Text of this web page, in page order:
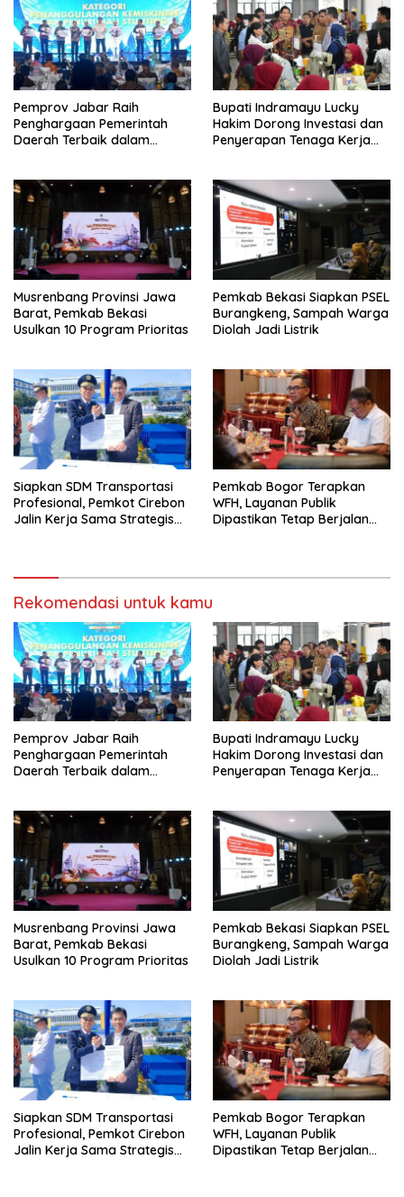
Pemprov Jabar Raih
Penghargaan Pemerintah
Daerah Terbaik dalam
Bupati Indramayu Lucky
Hakim Dorong Investasi dan
Penyerapan Tenaga Kerja
Musrenbang Provinsi Jawa
Barat, Pemkab Bekasi
Usulkan 10 Program Prioritas
Pemkab Bekasi Siapkan PSEL
Burangkeng, Sampah Warga
Diolah Jadi Listrik
Siapkan SDM Transportasi
Profesional, Pemkot Cirebon
Jalin Kerja Sama Strategis
Pemkab Bogor Terapkan
WFH, Layanan Publik
Dipastikan Tetap Berjalan
Rekomendasi untuk kamu
Pemprov Jabar Raih
Penghargaan Pemerintah
Daerah Terbaik dalam
Bupati Indramayu Lucky
Hakim Dorong Investasi dan
Penyerapan Tenaga Kerja
Musrenbang Provinsi Jawa
Barat, Pemkab Bekasi
Usulkan 10 Program Prioritas
Pemkab Bekasi Siapkan PSEL
Burangkeng, Sampah Warga
Diolah Jadi Listrik
Siapkan SDM Transportasi
Profesional, Pemkot Cirebon
Jalin Kerja Sama Strategis
Pemkab Bogor Terapkan
WFH, Layanan Publik
Dipastikan Tetap Berjalan